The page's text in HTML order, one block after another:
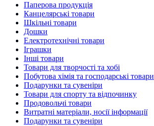
Паперова продукція
Канцелярські товари
Шкільні товари
Дошки
Електротехнічні товари
Іграшки
Інші товари
Товари для творчості та хобі
Побутова хімія та господарські товари
Подарунки та сувеніри
Товари для спорту та відпочинку
Продовольчі товари
Витратні матеріали, носії інформації
Подарунки та сувеніри